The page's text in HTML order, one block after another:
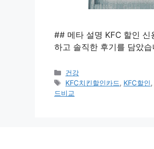
## 메타 설명 KFC 할인 신
하고 솔직한 후기를 담았
카
테
고
건강
태
그
KFC치킨할인카드, KFC할인,
드비교